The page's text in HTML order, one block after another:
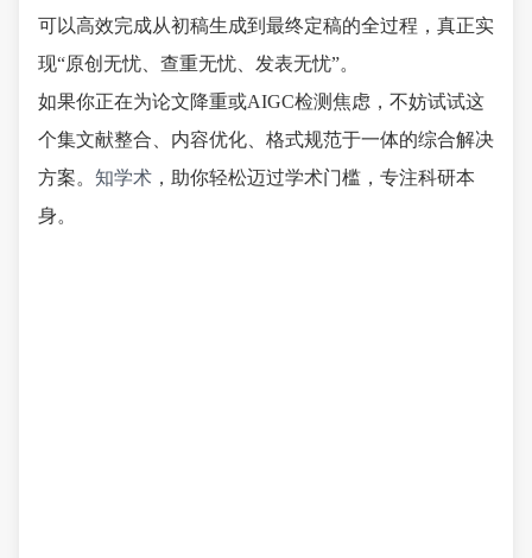
可以高效完成从初稿生成到最终定稿的全过程，真正实
现“原创无忧、查重无忧、发表无忧”。
如果你正在为论文降重或AIGC检测焦虑，不妨试试这
个集文献整合、内容优化、格式规范于一体的综合解决
方案。 知学术 ，助你轻松迈过学术门槛，专注科研本
身。